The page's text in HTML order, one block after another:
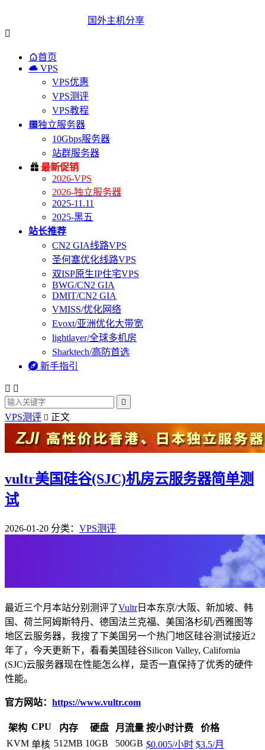
国外主机分享

首页
 VPS
VPS优惠
VPS测评
VPS教程
独立服务器
10Gbps服务器
站群服务器
 最新促销
2026-VPS
2026-独立服务器
2025-11.11
2025-黑五
站长推荐
CN2 GIA线路VPS
圣何塞优化线路VPS
双ISP原生IP住宅VPS
BWG/CN2 GIA
DMIT/CN2 GIA
VMISS/优化网络
Evoxt/亚洲优化大带宽
lightlayer/全球多机房
Sharktech/高防首选
 新手指引
 

VPS测评  正文
vultr美国硅谷(SJC)机房云服务器简单测
试
2026-01-20 分类： VPS测评
最近三个月本站分别测评了Vultr日本东京/大阪、新加坡、韩
国、荷兰阿姆斯特丹、德国法兰克福、美国洛杉矶/西雅图等
地区云服务器，我搜了下美国另一个热门地区硅谷测试接近2
年了，今天更新下，看看美国硅谷Silicon Valley, California
(SJC)云服务器现在性能怎么样，是否一直保持了优秀的硬件
性能。
官方网站： https://www.vultr.com
架构 CPU 内存 硬盘 月流量 按小时计费
价格
KVM 单核 512MB 10GB 500GB $0.005/小时 $3.5/月